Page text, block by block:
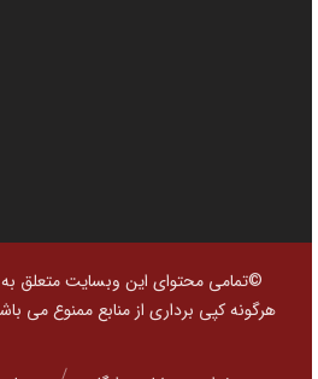
©تمامی محتوای این وبسایت متعلق
هرگونه کپی برداری از منابع ممنوع می